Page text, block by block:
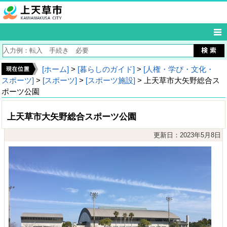
[ホーム] > [暮らしのガイド] > [人権・学び・文化・
スポーツ] > [スポーツ] > [スポーツ施設] > 上天草市大矢野総合ス
ポーツ公園
上天草市大矢野総合スポーツ公園
更新日：2023年5月8日